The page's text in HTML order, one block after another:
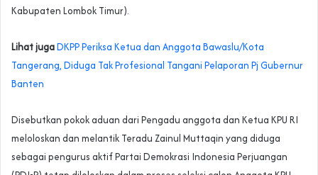
Kabupaten Lombok Timur).
Lihat jugaDKPP Periksa Ketua dan Anggota Bawaslu/Kota
Tangerang, Diduga Tak Profesional Tangani Pelaporan Pj Gubernur
Banten
Disebutkan pokok aduan dari Pengadu anggota dan Ketua KPU RI
meloloskan dan melantik Teradu Zainul Muttaqin yang diduga
sebagai pengurus aktif Partai Demokrasi Indonesia Perjuangan